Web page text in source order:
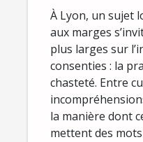
À Lyon, un sujet
aux marges
plus larges sur
consenties : la
chasteté. Entre
la manière dont
mettent des mots